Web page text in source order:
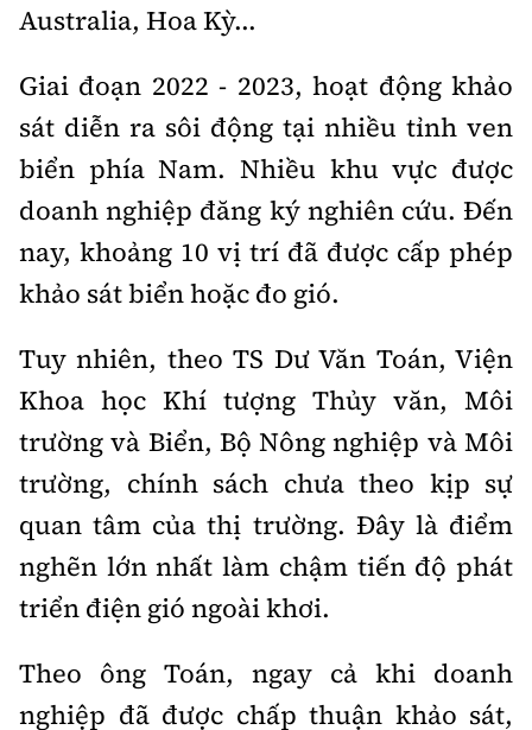
Australia, Hoa Kỳ...
Giai đoạn 2022 - 2023, hoạt động khảo
sát diễn ra sôi động tại nhiều tỉnh ven
biển phía Nam. Nhiều khu vực được
doanh nghiệp đăng ký nghiên cứu. Đến
nay, khoảng 10 vị trí đã được cấp phép
khảo sát biển hoặc đo gió.
Tuy nhiên, theo TS Dư Văn Toán, Viện
Khoa học Khí tượng Thủy văn, Môi
trường và Biển, Bộ Nông nghiệp và Môi
trường, chính sách chưa theo kịp sự
quan tâm của thị trường. Đây là điểm
nghẽn lớn nhất làm chậm tiến độ phát
triển điện gió ngoài khơi.
Theo ông Toán, ngay cả khi doanh
nghiệp đã được chấp thuận khảo sát,